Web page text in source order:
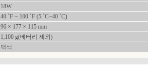
18W
40 ˚F ~ 100 ˚F (5 ˚C~40 ˚C)
96 × 177 × 115 mm
1,100 g(베터리 제외)
백색